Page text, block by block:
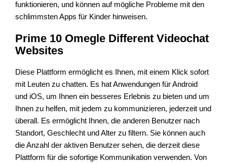
funktionieren, und können auf mögliche Probleme mit den
schlimmsten Apps für Kinder hinweisen.
Prime 10 Omegle Different Videochat
Websites
Diese Plattform ermöglicht es Ihnen, mit einem Klick sofort
mit Leuten zu chatten. Es hat Anwendungen für Android
und iOS, um Ihnen ein besseres Erlebnis zu bieten und um
Ihnen zu helfen, mit jedem zu kommunizieren, jederzeit und
überall. Es ermöglicht Ihnen, die anderen Benutzer nach
Standort, Geschlecht und Alter zu filtern. Sie können auch
die Anzahl der aktiven Benutzer sehen, die derzeit diese
Plattform für die sofortige Kommunikation verwenden. Von